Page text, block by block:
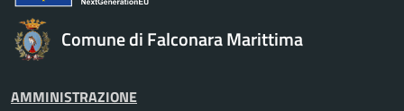
Comune di Falconara Marittima
AMMINISTRAZIONE